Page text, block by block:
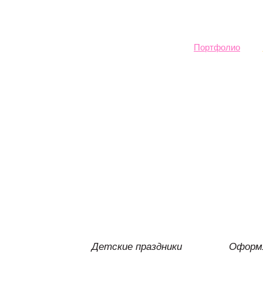
Портфолио
Детские праздники